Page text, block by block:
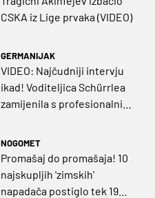
CSKA iz Lige prvaka (VIDEO)
GERMANIJAK
VIDEO: Najčudniji intervju
ikad! Voditeljica Schürrlea
zamijenila s profesionalnim
NOGOMET
Promašaj do promašaja! 10
najskupljih 'zimskih'
napadača postiglo tek 19